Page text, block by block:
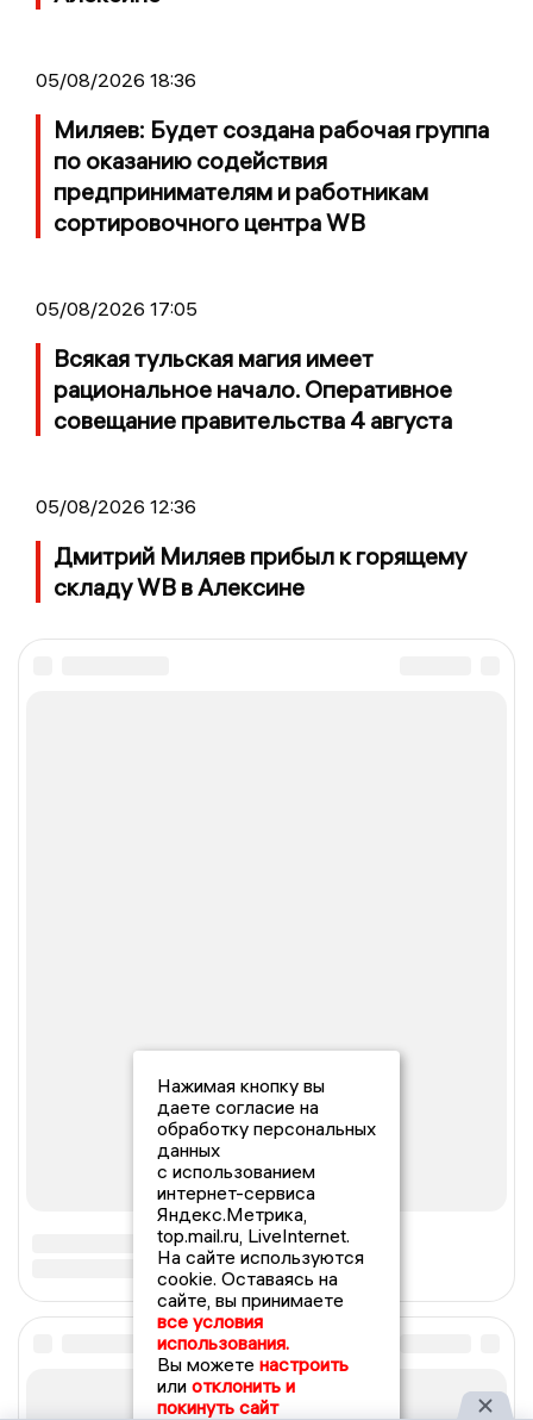
05/08/2026 18:36
Миляев: Будет создана рабочая группа
по оказанию содействия
предпринимателям и работникам
сортировочного центра WB
05/08/2026 17:05
Всякая тульская магия имеет
рациональное начало. Оперативное
совещание правительства 4 августа
05/08/2026 12:36
Дмитрий Миляев прибыл к горящему
складу WB в Алексине
Нажимая кнопку вы
даете согласие на
обработку персональных
данных
с использованием
интернет-сервиса
Яндекс.Метрика,
top.mail.ru, LiveInternet.
На сайте используются
cookie. Оставаясь на
сайте, вы принимаете
все условия
использования.
Вы можете настроить
или отклонить и
покинуть сайт